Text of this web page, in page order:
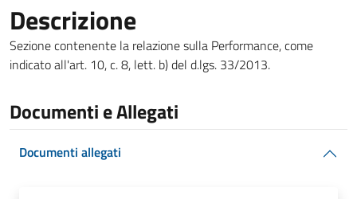
Descrizione
Sezione contenente la relazione sulla Performance, come
indicato all'art. 10, c. 8, lett. b) del d.lgs. 33/2013.
Documenti e Allegati
Documenti allegati